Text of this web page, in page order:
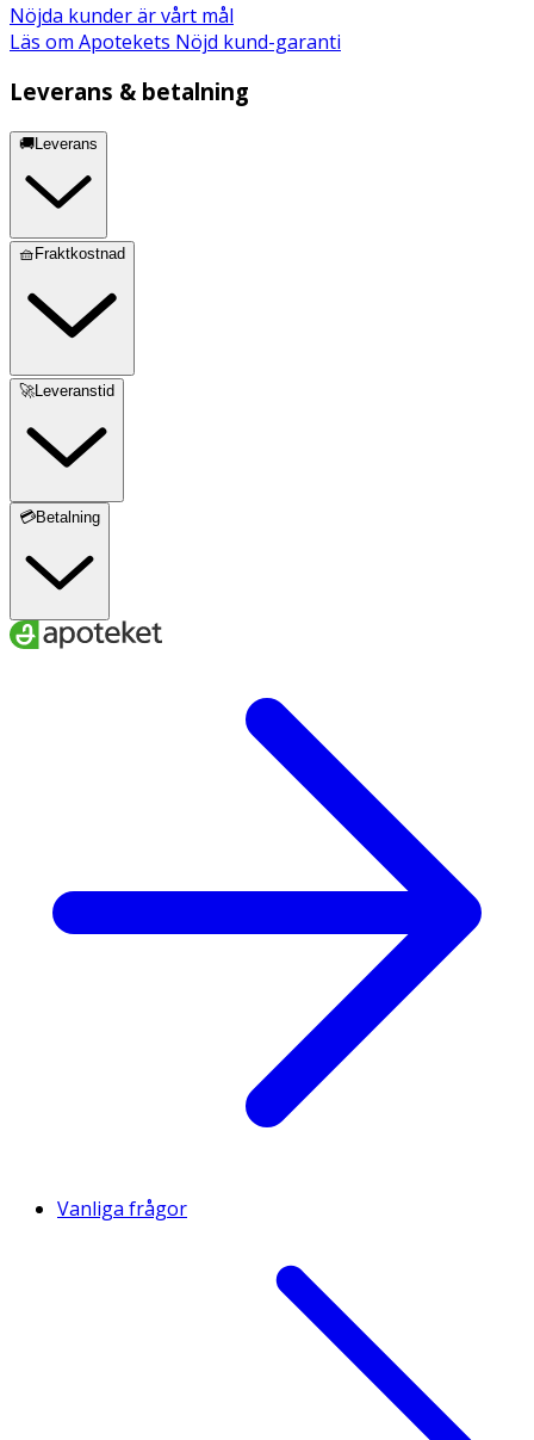
Nöjda kunder är vårt mål
Läs om Apotekets Nöjd kund-garanti
Leverans & betalning
🚚Leverans
🧺Fraktkostnad
🚀Leveranstid
💳Betalning
Vanliga frågor